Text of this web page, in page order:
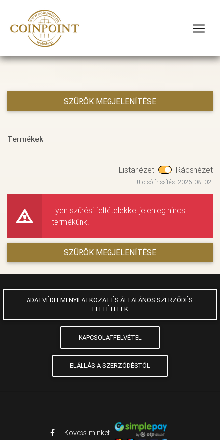
SZŰRŐK MEGJELENÍTÉSE
Termékek
Listanézet Rácsnézet
Utolsó frissítés: 2026. 08. 02.
Ilyen szűrési feltételekkel jelenleg nincs
termékünk.
SZŰRŐK MEGJELENÍTÉSE
ADATVÉDELMI NYILATKOZAT ÉS ÁLTALÁNOS SZERZŐDÉSI
FELTÉTELEK
KAPCSOLATFELVÉTEL
ELÁLLÁS A SZERZŐDÉSTŐL
Kövess minket